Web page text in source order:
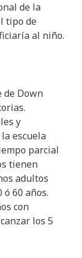
de la
tipo de
al niño.
de Down
y
escuela
parcial
tienen
adultos
60 años.
con
los 5